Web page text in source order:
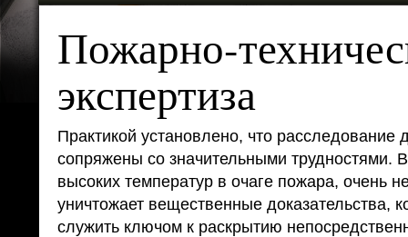
Пожарно-
экспертиза
Практикой установлено, что расследование
сопряжены со значительными трудностями.
высоких температур в очаге пожара, очень
уничтожает вещественные доказательства,
служить ключом к раскрытию